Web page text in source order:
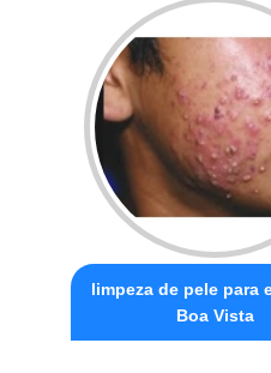
limpeza de pele para
Boa Vista